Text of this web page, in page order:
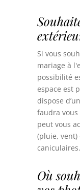
Si vous
mariage à
possibilité
espace est
dispose
faudra vous
peut vous
(pluie,
caniculaires.
Où